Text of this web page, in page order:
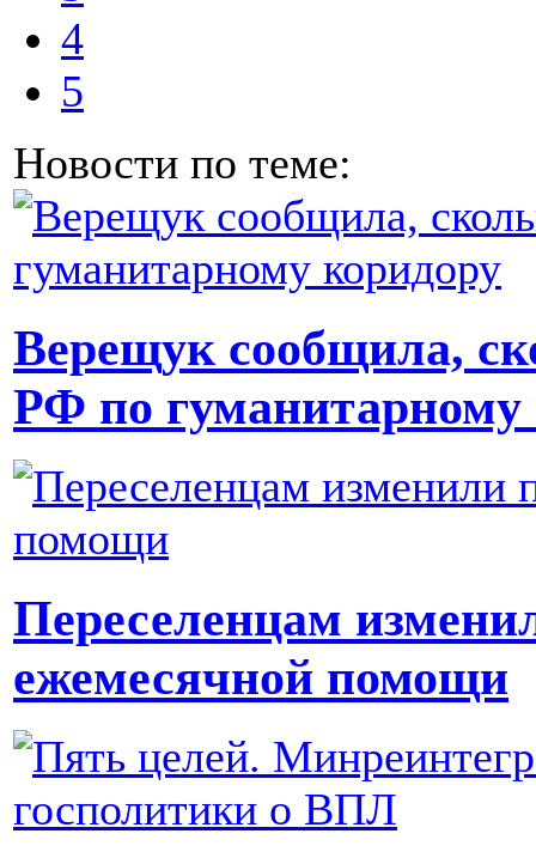
4
5
Новости по теме:
Верещук сообщила,
РФ по гуманитарному
Переселенцам
ежемесячной помощи